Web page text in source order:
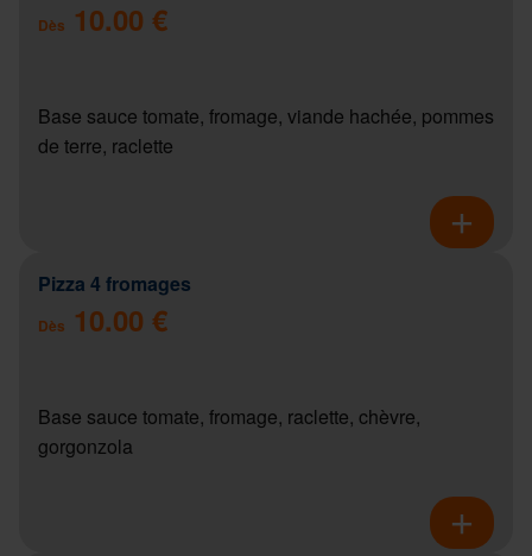
Dès 10.00 €
Base sauce tomate, fromage, viande hachée, pommes
de terre, raclette
Pizza 4 fromages
Dès 10.00 €
Base sauce tomate, fromage, raclette, chèvre,
gorgonzola